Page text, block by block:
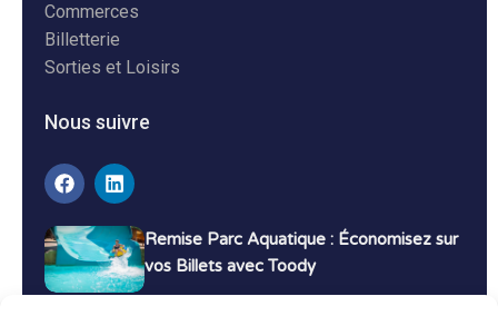
Commerces
Billetterie
Sorties et Loisirs
Nous suivre
Remise Parc Aquatique : Économisez sur
vos Billets avec Toody